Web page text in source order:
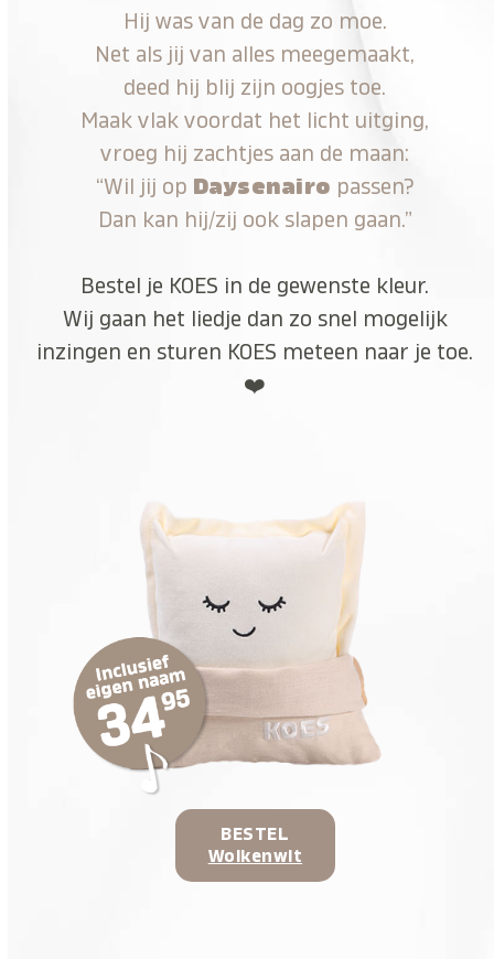
Hij was van de dag zo moe.
Net als jij van alles meegemaakt,
deed hij blij zijn oogjes toe.
Maak vlak voordat het licht uitging,
vroeg hij zachtjes aan de maan:
“Wil jij op Daysenairo passen?
Dan kan hij/zij ook slapen gaan.”
Bestel je KOES in de gewenste kleur.
Wij gaan het liedje dan zo snel mogelijk
inzingen en sturen KOES meteen naar je toe.
❤️
BESTEL
Wolkenwit